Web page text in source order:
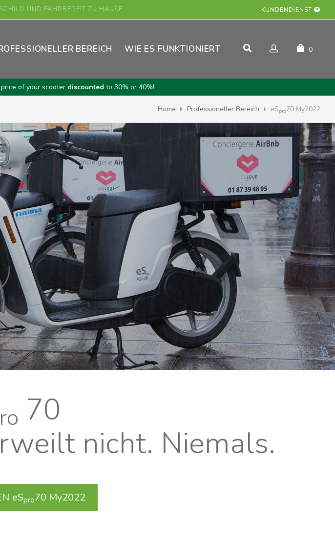
FAHRZEUG ONLINE! KUNDENDIENST
BEREICH WIE ES FUNKTIONIERT 0
of your scooter discounted to 30% or 40%!
Home Professioneller Bereich eSpro70 My2022
70
nicht. Niemals.
eSpro70 My2022